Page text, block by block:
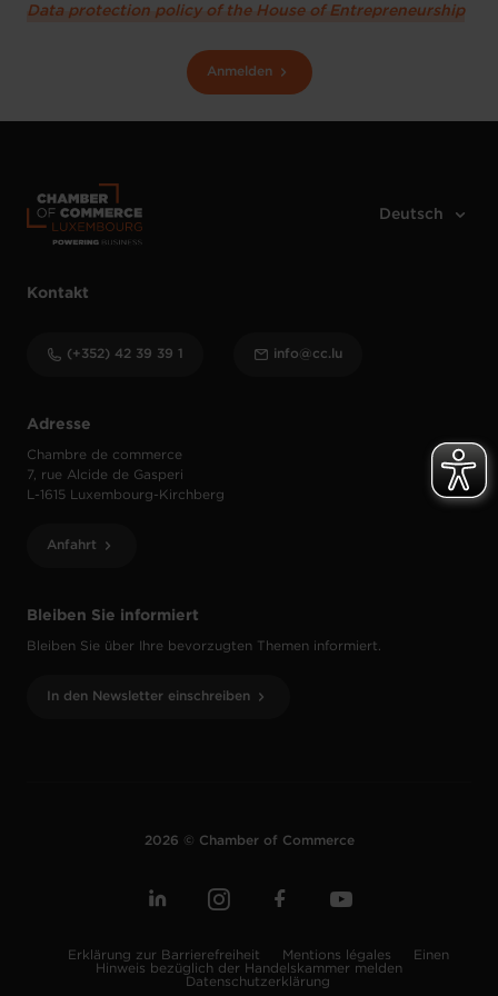
Data protection policy of the House of Entrepreneurship
Anmelden
Bleiben Sie informiert
Bleiben Sie über Ihre bevorzugten Themen informiert.
In den Newsletter einschreiben
Adresse
Chambre de commerce
7, rue Alcide de Gasperi
L-1615 Luxembourg-Kirchberg
Anfahrt
Kontakt
(+352) 42 39 39 1 info@cc.lu
2026 © Chamber of Commerce
Erklärung zur Barrierefreiheit Mentions légales
Einen
Hinweis bezüglich der Handelskammer melden
Datenschutzerklärung